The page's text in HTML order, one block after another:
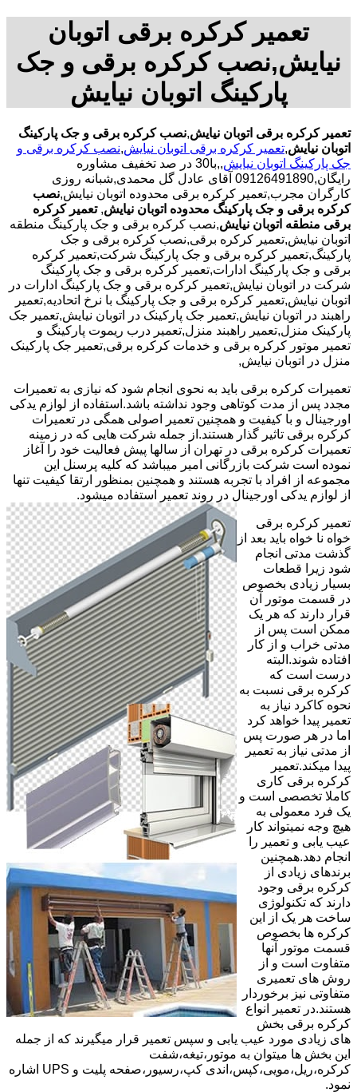
تعمیر کرکره برقی اتوبان
نیایش,نصب کرکره برقی و جک
پارکینگ اتوبان نیایش
تعمیر کرکره برقی اتوبان نیایش,نصب کرکره برقی و جک پارکینگ
اتوبان نیایش,تعمیر کرکره برقی اتوبان نیایش,نصب کرکره برقی و
جک پارکینگ اتوبان نیایش
,,با30 در صد تخفیف مشاوره
رایگان,09126491890 آقای عادل گل محمدی,شبانه روزی
کارگران مجرب,تعمیر کرکره برقی محدوده اتوبان نیایش,نصب
کرکره برقی و جک پارکینگ محدوده اتوبان نیایش, تعمیر کرکره
برقی منطقه اتوبان نیایش,نصب کرکره برقی و جک پارکینگ منطقه
اتوبان نیایش,تعمیر کرکره برقی,نصب کرکره برقی و جک
پارکینگ,تعمیر کرکره برقی و جک پارکینگ شرکت,تعمیر کرکره
برقی و جک پارکینگ ادارات,تعمیر کرکره برقی و جک پارکینگ
شرکت در اتوبان نیایش,تعمیر کرکره برقی و جک پارکینگ ادارات در
اتوبان نیایش,تعمیر کرکره برقی و جک پارکینگ با نرخ اتحادیه,تعمیر
راهبند در اتوبان نیایش,تعمیر جک پارکینک در اتوبان نیایش,تعمیر جک
پارکینک منزل,تعمیر راهبند منزل,تعمیر درب ریموت پارکینگ و
تعمیر موتور کرکره برقی و خدمات کرکره برقی,تعمیر جک پارکینک
منزل در اتوبان نیایش,
تعمیرات کرکره برقی باید به نحوی انجام شود که نیازی به تعمیرات
مجدد پس از مدت کوتاهی وجود نداشته باشد.استفاده از لوازم یدکی
اورجینال و با کیفیت و همچنین تعمیر اصولی همگی در تعمیرات
کرکره برقی تاثیر گذار هستند.از جمله شرکت هایی که در زمینه
تعمیرات کرکره برقی در تهران از سالها پیش فعالیت خود را آغاز
نموده است شرکت بازرگانی امیر میباشد که کلیه پرسنل این
مجموعه از افراد با تجربه هستند و همچنین بمنظور ارتقا کیفیت تنها
از لوازم یدکی اورجینال در روند تعمیر استفاده میشود.
تعمیر کرکره برقی
خواه نا خواه باید بعد از
گذشت مدتی انجام
شود زیرا قطعات
بسیار زیادی بخصوص
در قسمت موتور آن
قرار دارند که هر یک
ممکن است پس از
مدتی خراب و از کار
افتاده شوند.البته
درست است که
کرکره برقی نسبت به
نحوه کاکرد نیاز به
تعمیر پیدا خواهد کرد
اما در هر صورت پس
از مدتی نیاز به تعمیر
پیدا میکند.تعمیر
کرکره برقی کاری
کاملا تخصصی است و
یک فرد معمولی به
هیچ وجه نمیتواند کار
عیب یابی و تعمیر را
انجام دهد.همچنین
برندهای زیادی از
کرکره برقی وجود
دارند که تکنولوژی
ساخت هر یک از این
کرکره ها بخصوص
قسمت موتور آنها
متفاوت است و از
روش های تعمیری
متفاوتی نیز برخوردار
هستند.در تعمیر انواع
کرکره برقی بخش
های زیادی مورد عیب یابی و سپس تعمیر قرار میگیرند که از جمله
این بخش ها میتوان به موتور،تیغه،شفت
کرکره،ریل،مویی،کپس،اندی کپ،رسیور،صفحه پلیت و UPS اشاره
نمود.